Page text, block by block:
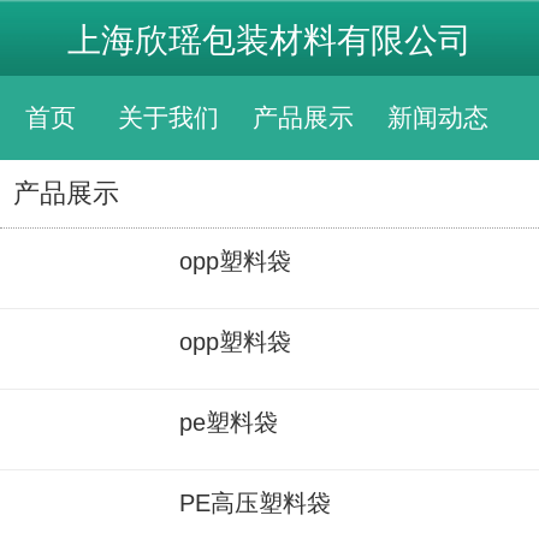
上海欣瑶包装材料有限公司
首页 关于我们 产品展示 新闻动态
产品展示
opp塑料袋
opp塑料袋
pe塑料袋
PE高压塑料袋